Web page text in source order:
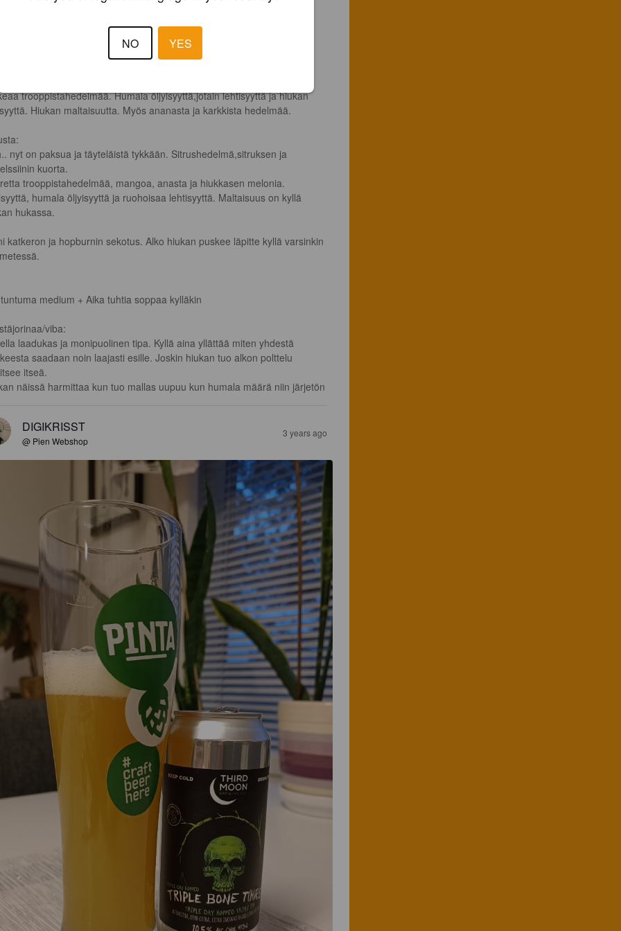
paksuinen tiivis,pienikuplainen ja nätti vaahto.
trooppistahedelmää. Humala öljyisyyttä,jotain lehtisyyttä ja hiukan
Hiukan maltaisuutta. Myös ananasta ja karkkista hedelmää.
nyt on paksua ja täyteläistä tykkään. Sitrushedelmä,sitruksen ja
kuorta.
trooppistahedelmää, mangoa, anasta ja hiukkasen melonia.
humala öljyisyyttä ja ruohoisaa lehtisyyttä. Maltaisuus on kyllä
hukassa.
katkeron ja hopburnin sekotus. Alko hiukan puskee läpitte kyllä varsinkin
medium + Aika tuhtia soppaa kylläkin
viba:
laadukas ja monipuolinen tipa. Kyllä aina yllättää miten yhdestä
saadaan noin laajasti esille. Joskin hiukan tuo alkon polttelu
itseä.
näissä harmittaa kun tuo mallas uupuu kun humala määrä niin järjetön
DIGIKRISST
@ Pien Webshop
3 years ago
NO YES